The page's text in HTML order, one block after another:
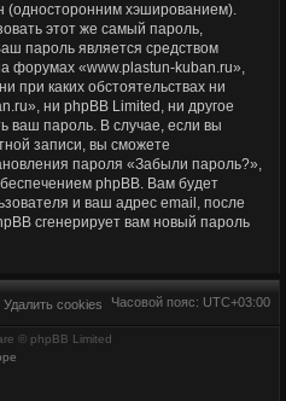
хэшированием).
этот же самый пароль,
пароль является средством
форумах «www.plastun-kuban.ru»,
при каких обстоятельствах ни
ни phpBB Limited, ни другое
ваш пароль. В случае, если вы
записи, вы сможете
пароля «Забыли пароль?»,
phpBB. Вам будет
и ваш адрес email, после
сгенерирует вам новый пароль
Часовой пояс: UTC+03:00
Удалить cookies
© phpBB Limited